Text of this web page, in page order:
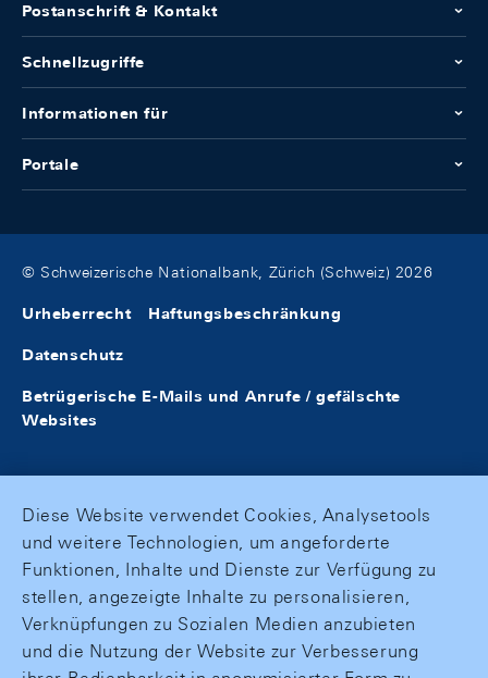
Postanschrift & Kontakt
Schnellzugriffe
Informationen für
Portale
© Schweizerische Nationalbank, Zürich (Schweiz) 2026
Urheberrecht Haftungsbeschränkung
Datenschutz
Betrügerische E-Mails und Anrufe / gefälschte
Websites
Diese Website verwendet Cookies, Analysetools
und weitere Technologien, um angeforderte
Funktionen, Inhalte und Dienste zur Verfügung zu
stellen, angezeigte Inhalte zu personalisieren,
Verknüpfungen zu Sozialen Medien anzubieten
und die Nutzung der Website zur Verbesserung